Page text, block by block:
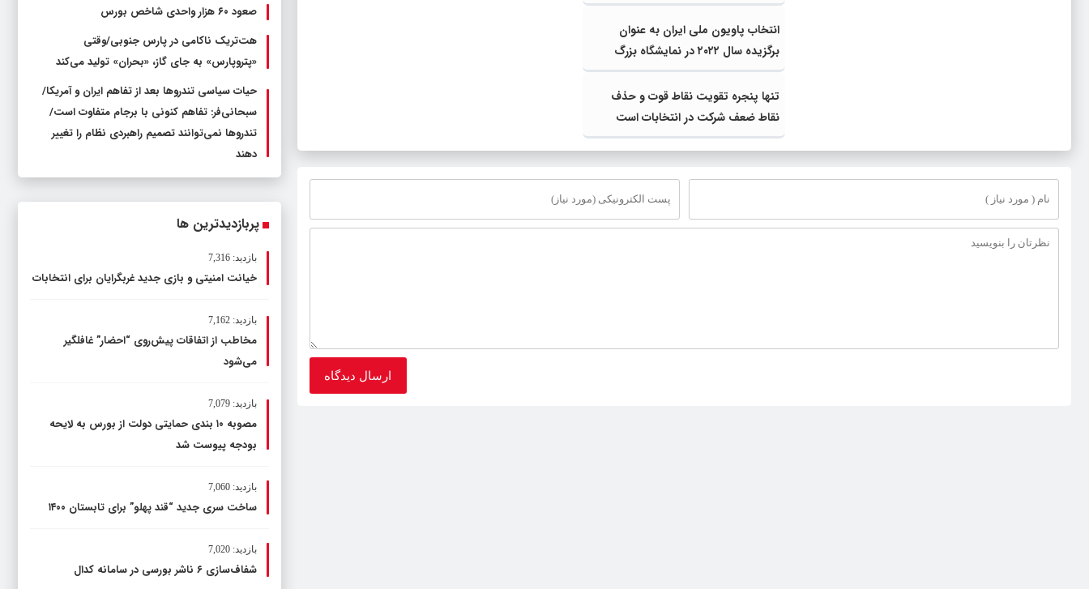
انتخاب پاویون ملی ایران به عنوان
برگزیده سال ۲۰۲۲ در نمایشگاه بزرگ
تجارت خدمات چین
تنها پنجره تقویت نقاط قوت و حذف
نقاط ضعف شرکت در انتخابات است
صعود ۶۰ هزار واحدی شاخص بورس
هت‌تریک ناکامی در پارس جنوبی/وقتی
«پتروپارس» به جای گاز، «بحران» تولید می‌کند
حیات سیاسی تندروها بعد از تفاهم ایران و آمریکا/
سبحانی‌فر: تفاهم کنونی با برجام متفاوت است/
تندروها نمی‌توانند تصمیم راهبردی نظام را تغییر
دهند
پربازدیدترین ها
بازدید: 7,316
خیانت امنیتی و بازی جدید غربگرایان برای انتخابات
بازدید: 7,162
مخاطب از اتفاقات پیش‌روی “احضار” غافلگیر
می‌شود
بازدید: 7,079
مصوبه ۱۰ بندی حمایتی دولت از بورس به لایحه
بودجه پیوست شد
بازدید: 7,060
ساخت سری جدید “قند پهلو” برای تابستان ۱۴۰۰
بازدید: 7,020
شفاف‌سازی ۶ ناشر بورسی در سامانه کدال